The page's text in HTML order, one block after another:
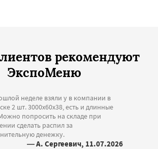
рекомендуют
ЭкспоМеню
неделе взяли у в компании в
2 шт. 3000х60х38, есть и длинные
попросить на складе при
сделать распил за
денежку.
— А. Сергеевич, 11.07.2026